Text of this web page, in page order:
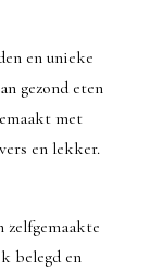
en unieke
gezond eten
met
en lekker.
zelfgemaakte
belegd en